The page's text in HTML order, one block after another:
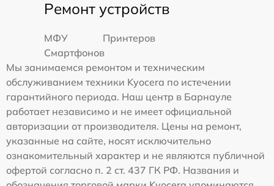
Ремонт устройств
МФУ
Принтеров
Смартфонов
Мы занимаемся ремонтом и техническим
обслуживанием техники Kyocera по истечении
гарантийного периода. Наш центр в Барнауле
работает независимо и не имеет официальной
авторизации от производителя. Цены на ремонт,
указанные на сайте, носят исключительно
ознакомительный характер и не являются публичной
офертой согласно п. 2 ст. 437 ГК РФ. Названия и